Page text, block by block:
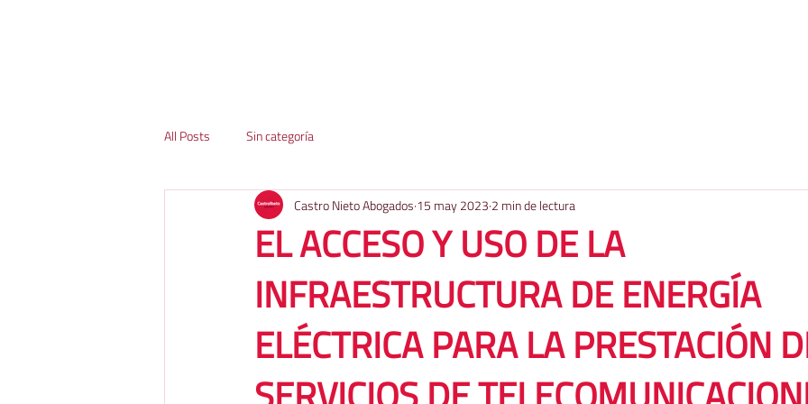
All Posts Sin categoría
EL ACCESO Y USO DE LA
INFRAESTRUCTURA DE ENERGÍA
ELÉCTRICA PARA LA PRESTACIÓN
Castro Nieto Abogados 15 may 2023 2 min de lectura